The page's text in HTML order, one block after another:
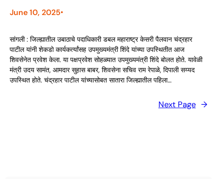
June 10, 2025•
सांगली : जिल्ह्यातील उबाठाचे पदाधिकारी डबल महाराष्ट्र केसरी पैलवान चंद्रहार
पाटील यांनी शेकडो कार्यकर्त्यांसह उपमुख्यमंत्री शिंदे यांच्या उपस्थितीत आज
शिवसेनेत प्रवेश केला. या पक्षप्रवेश सोहळ्यात उपमुख्यमंत्री शिंदे बोलत होते. यावेळी
मंत्री उदय सामंत, आमदार सुहास बाबर, शिवसेना सचिव राम रेपाळे, दिपाली सय्यद
उपस्थित होते. चंद्रहार पाटील यांच्यासोबत सातारा जिल्ह्यातील पहिला…
Next Page →